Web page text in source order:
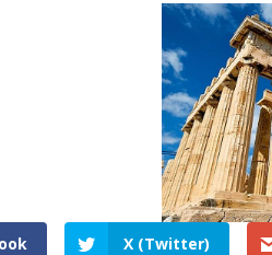
X (Twitter)